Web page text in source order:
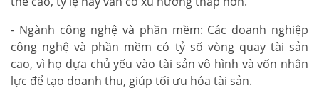
- Ngành công nghệ và phần mềm: Các doanh nghiệp
công nghệ và phần mềm có tỷ số vòng quay tài sản
cao, vì họ dựa chủ yếu vào tài sản vô hình và vốn nhân
lực để tạo doanh thu, giúp tối ưu hóa tài sản.